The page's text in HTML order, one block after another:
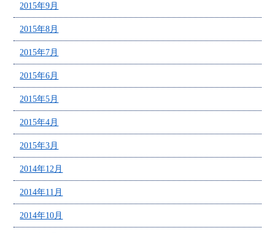
2015年9月
2015年8月
2015年7月
2015年6月
2015年5月
2015年4月
2015年3月
2014年12月
2014年11月
2014年10月